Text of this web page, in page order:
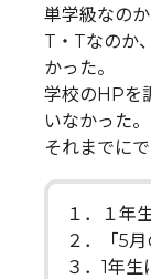
単学級なの
T・Tなのか
かった。
学校のHPを
いなかった。
それまでに
１．１年
２．「5
３．1年